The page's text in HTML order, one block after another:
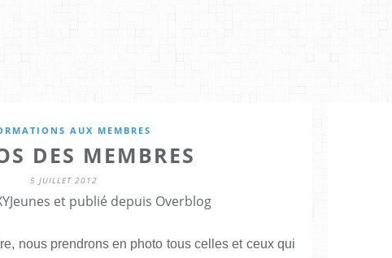
AUX MEMBRES
DES MEMBRES
5 JUILLET 2012
et publié depuis Overblog
nous prendrons en photo tous celles et ceux qui